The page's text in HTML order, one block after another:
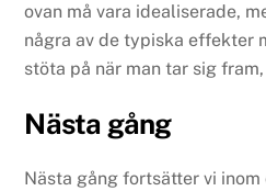
ovan må vara idealiserade,
några av de typiska effekter
stöta på när man tar sig
Nästa gång
Nästa gång fortsätter vi